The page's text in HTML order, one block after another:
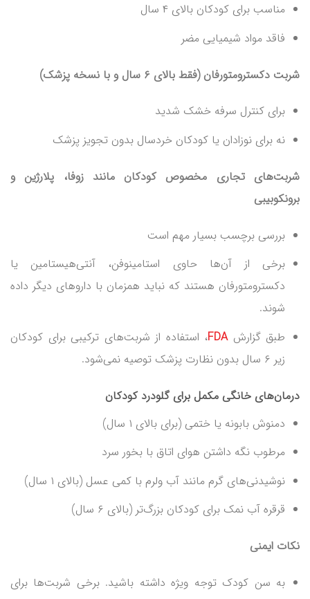
مناسب برای کودکان بالای ۴ سال
فاقد مواد شیمیایی مضر
شربت دکسترومتورفان (فقط بالای ۶ سال و با نسخه پزشک)
برای کنترل سرفه خشک شدید
نه برای نوزادان یا کودکان خردسال بدون تجویز پزشک
شربت‌های تجاری مخصوص کودکان مانند زوفا، پلارژین و
برونکوبیبی
بررسی برچسب بسیار مهم است
برخی از آن‌ها حاوی استامینوفن، آنتی‌هیستامین یا
دکسترومتورفان هستند که نباید همزمان با داروهای دیگر داده
شوند.
طبق گزارش FDA، استفاده از شربت‌های ترکیبی برای کودکان
زیر ۶ سال بدون نظارت پزشک توصیه نمی‌شود.
درمان‌های خانگی مکمل برای گلودرد کودکان
دمنوش بابونه یا ختمی (برای بالای ۱ سال)
مرطوب نگه داشتن هوای اتاق با بخور سرد
نوشیدنی‌های گرم مانند آب ولرم با کمی عسل (بالای ۱ سال)
قرقره آب نمک برای کودکان بزرگ‌تر (بالای ۶ سال)
نکات ایمنی
به سن کودک توجه ویژه داشته باشید. برخی شربت‌ها برای